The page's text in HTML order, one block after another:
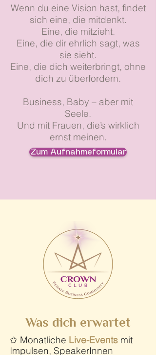
Wenn du eine Vision hast, findet
sich eine, die mitdenkt.
Eine, die mitzieht.
Eine, die dir ehrlich sagt, was
sie sieht.
Eine, die dich weiterbringt, ohne
dich zu überfordern.
Business, Baby – aber mit
Seele.
Und mit Frauen, die’s wirklich
ernst meinen.
Zum Aufnahmeformular
Was dich erwartet
✩ Monatliche Live-Events mit
Impulsen, SpeakerInnen